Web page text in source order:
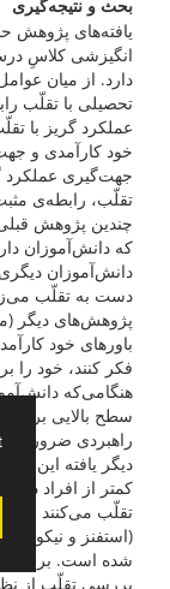
بحث و نتیجه‌گیری
یافته‌های پژوهش
انگیزشی کلاسِ
دارد. از میان
تحصیلی با تقلّب
عملکرد گریز با
خود کارآمدی و
جهت‌گیری عملکرد
تقلّب، رابطه‌ی
که دانش‌آموزان
دانش‌آموزان
دست به تقلّب
باورهای خود
هنگامی‌که
سطح بالایی برای
دیگر یافته این
کمتر از افراد
تقلّب می‌کنند و
شده است. برای
بررسی تقلّب از